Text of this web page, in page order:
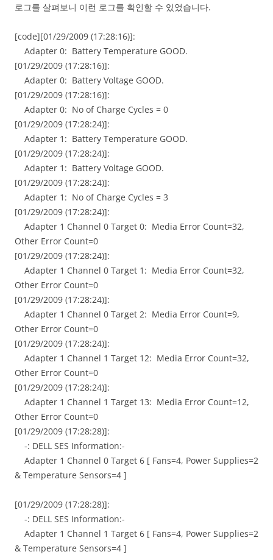
로그를 살펴보니 이런 로그를 확인할 수 있었습니다.
[code][01/29/2009 (17:28:16)]:
Adapter 0: Battery Temperature GOOD.
[01/29/2009 (17:28:16)]:
Adapter 0: Battery Voltage GOOD.
[01/29/2009 (17:28:16)]:
Adapter 0: No of Charge Cycles = 0
[01/29/2009 (17:28:24)]:
Adapter 1: Battery Temperature GOOD.
[01/29/2009 (17:28:24)]:
Adapter 1: Battery Voltage GOOD.
[01/29/2009 (17:28:24)]:
Adapter 1: No of Charge Cycles = 3
[01/29/2009 (17:28:24)]:
Adapter 1 Channel 0 Target 0: Media Error Count=32,
Other Error Count=0
[01/29/2009 (17:28:24)]:
Adapter 1 Channel 0 Target 1: Media Error Count=32,
Other Error Count=0
[01/29/2009 (17:28:24)]:
Adapter 1 Channel 0 Target 2: Media Error Count=9,
Other Error Count=0
[01/29/2009 (17:28:24)]:
Adapter 1 Channel 1 Target 12: Media Error Count=32,
Other Error Count=0
[01/29/2009 (17:28:24)]:
Adapter 1 Channel 1 Target 13: Media Error Count=12,
Other Error Count=0
[01/29/2009 (17:28:28)]:
-: DELL SES Information:-
Adapter 1 Channel 0 Target 6 [ Fans=4, Power Supplies=2
& Temperature Sensors=4 ]
[01/29/2009 (17:28:28)]:
-: DELL SES Information:-
Adapter 1 Channel 1 Target 6 [ Fans=4, Power Supplies=2
& Temperature Sensors=4 ]